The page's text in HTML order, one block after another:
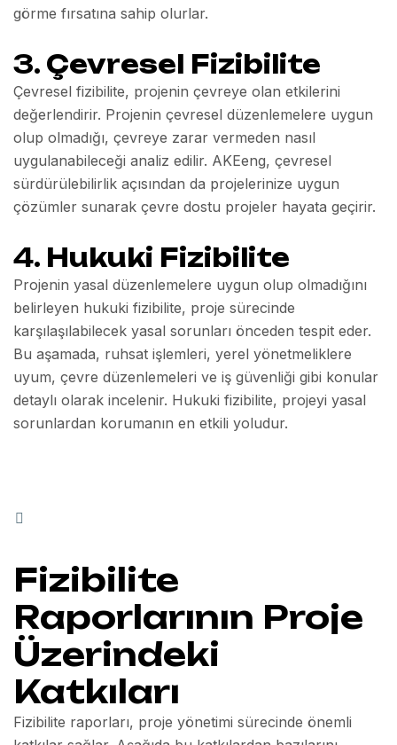
görme fırsatına sahip olurlar.
3. Çevresel Fizibilite
Çevresel fizibilite, projenin çevreye olan etkilerini
değerlendirir. Projenin çevresel düzenlemelere uygun
olup olmadığı, çevreye zarar vermeden nasıl
uygulanabileceği analiz edilir. AKEeng, çevresel
sürdürülebilirlik açısından da projelerinize uygun
çözümler sunarak çevre dostu projeler hayata geçirir.
4. Hukuki Fizibilite
Projenin yasal düzenlemelere uygun olup olmadığını
belirleyen hukuki fizibilite, proje sürecinde
karşılaşılabilecek yasal sorunları önceden tespit eder.
Bu aşamada, ruhsat işlemleri, yerel yönetmeliklere
uyum, çevre düzenlemeleri ve iş güvenliği gibi konular
detaylı olarak incelenir. Hukuki fizibilite, projeyi yasal
sorunlardan korumanın en etkili yoludur.
Fizibilite
Raporlarının Proje
Üzerindeki
Katkıları
Fizibilite raporları, proje yönetimi sürecinde önemli